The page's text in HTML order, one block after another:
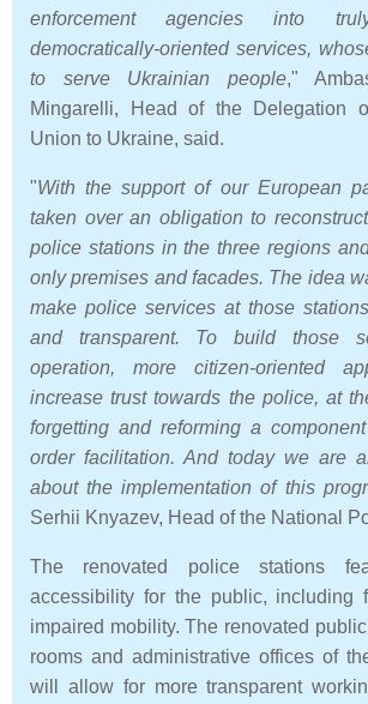
enforcement agencies into
democratically-oriented services,
to serve Ukrainian people,"
Mingarelli, Head of the Delegation
Union to Ukraine, said.
"With the support of our European
taken over an obligation to
police stations in the three regions
only premises and facades. The idea
make police services at those
and transparent. To build those
operation, more citizen-oriented
increase trust towards the police, at
forgetting and reforming a
order facilitation. And today we are
about the implementation of this
Serhii Knyazev, Head of the National
The renovated police stations
accessibility for the public, including
impaired mobility. The renovated
rooms and administrative offices of
will allow for more transparent